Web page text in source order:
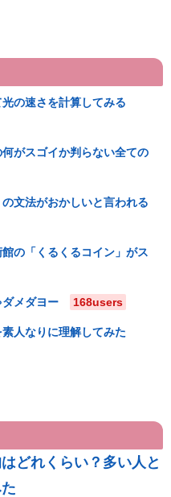
の速さを計算してみる
何がスゴイか判らない全ての
文法がおかしいと言われる
の「くるくるコイン」がス
メダヨー 168users
人なりに理解してみた
どれくらい？多い人と